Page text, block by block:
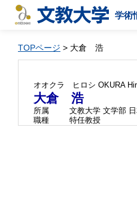
学術
TOPページ > 大倉 浩
オオクラ ヒロシ OKURA
大倉 浩
所属
文教大学 文学部
職種
特任教授